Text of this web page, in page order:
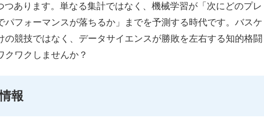
あります。単なる集計ではなく、機械学習が「次にどのプレ
パフォーマンスが落ちるか」までを予測する時代です。バスケ
競技ではなく、データサイエンスが勝敗を左右する知的格闘
ワクしませんか？
報